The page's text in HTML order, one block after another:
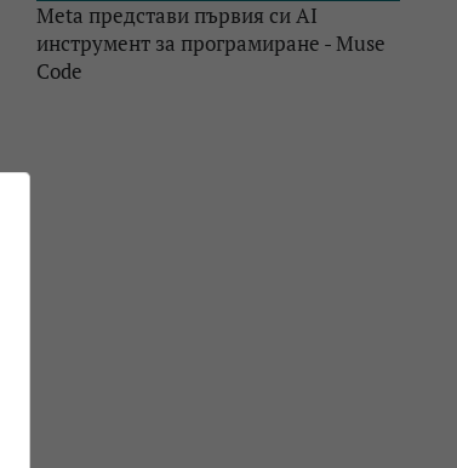
Meta представи първия си AI
инструмент за програмиране - Muse
Code